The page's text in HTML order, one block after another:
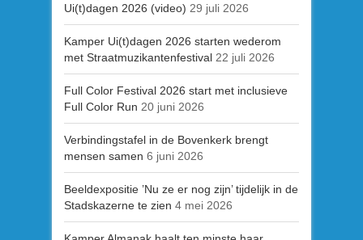
Ui(t)dagen 2026 (video) 29 juli 2026
Kamper Ui(t)dagen 2026 starten wederom
met Straatmuzikantenfestival 22 juli 2026
Full Color Festival 2026 start met inclusieve
Full Color Run 20 juni 2026
Verbindingstafel in de Bovenkerk brengt
mensen samen 6 juni 2026
Beeldexpositie ’Nu ze er nog zijn’ tijdelijk in de
Stadskazerne te zien 4 mei 2026